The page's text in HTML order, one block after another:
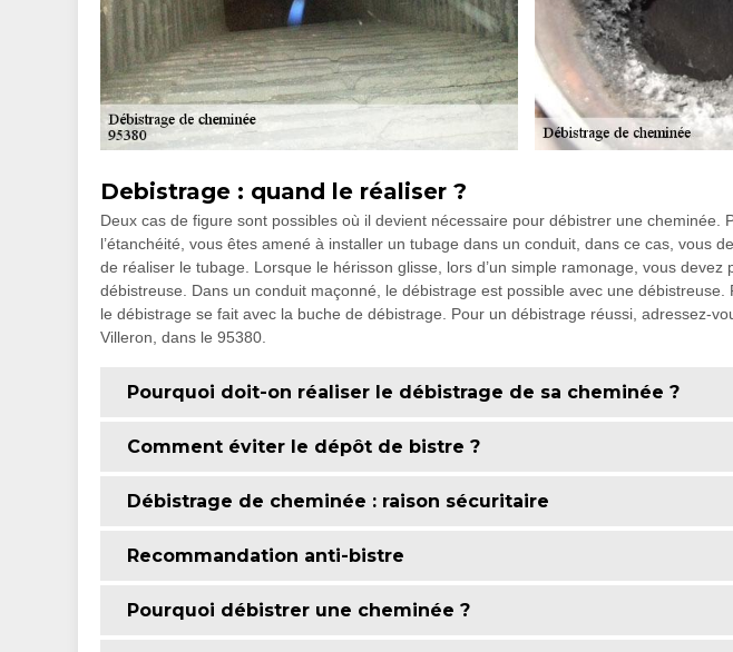
Debistrage : quand le réaliser ?
Deux cas de figure sont possibles où il devient nécessaire pour débistrer une cheminée.
l’étanchéité, vous êtes amené à installer un tubage dans un conduit, dans ce cas, vous
de réaliser le tubage. Lorsque le hérisson glisse, lors d’un simple ramonage, vous devez
débistreuse. Dans un conduit maçonné, le débistrage est possible avec une débistreuse.
le débistrage se fait avec la buche de débistrage. Pour un débistrage réussi, adressez-
Villeron, dans le 95380.
Pourquoi doit-on réaliser le débistrage de sa cheminée ?
Comment éviter le dépôt de bistre ?
Débistrage de cheminée : raison sécuritaire
Recommandation anti-bistre
Pourquoi débistrer une cheminée ?